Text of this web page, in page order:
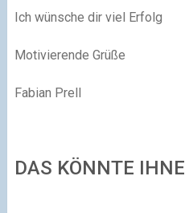
Ich wünsche dir viel Erfolg
Motivierende Grüße
Fabian Prell
DAS KÖNNTE